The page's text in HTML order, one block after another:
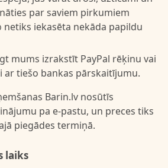
par saviem pirkumiem
netiks iekasēta nekāda papildu
mums izrakstīt PayPal rēķinu vai
ar tiešo bankas pārskaitījumu.
Barin.lv nosūtīs
pa e-pastu, un preces tiks
piegādes termiņā.
laiks